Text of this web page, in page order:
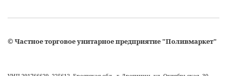
©Частное торговое унитарное предприятие "Поливмаркет"